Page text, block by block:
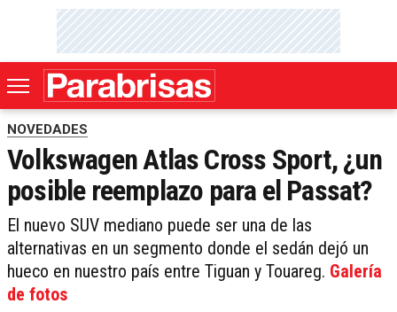
NOVEDADES
Volkswagen Atlas Cross Sport, ¿un
posible reemplazo para el Passat?
El nuevo SUV mediano puede ser una de las
alternativas en un segmento donde el sedán dejó un
hueco en nuestro país entre Tiguan y Touareg. Galería
de fotos